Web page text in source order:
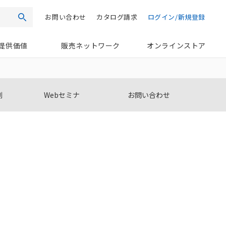
検索 ログイン/新規登録
カタログ請求
お問い合わせ
供価値 販売ネットワーク オンラインストア
Webセミナ お問い合わせ